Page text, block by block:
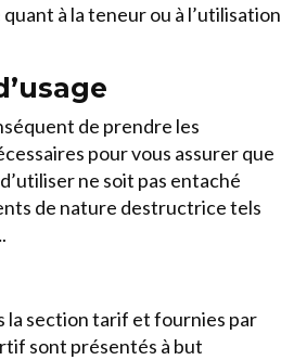
à la teneur ou à l’utilisation
de prendre les
pour vous assurer que
ne soit pas entaché
de nature destructrice tels
la section tarif et fournies par
sont présentés à but